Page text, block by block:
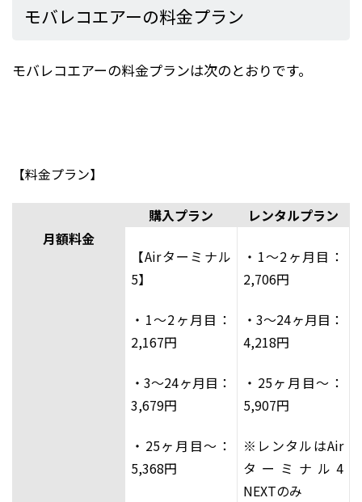
モバレコエアーの料金プラン
モバレコエアーの料金プランは次のとおりです。
【料金プラン】
購入プラン
レンタルプラン
月額料金
【Airターミナル
5】
・1～2ヶ月目：
2,167円
・3～24ヶ月目：
3,679円
・25ヶ月目～：
5,368円
・1～2ヶ月目：
2,706円
・3～24ヶ月目：
4,218円
・25ヶ月目～：
5,907円
※レンタルはAir
ターミナル4
NEXTのみ